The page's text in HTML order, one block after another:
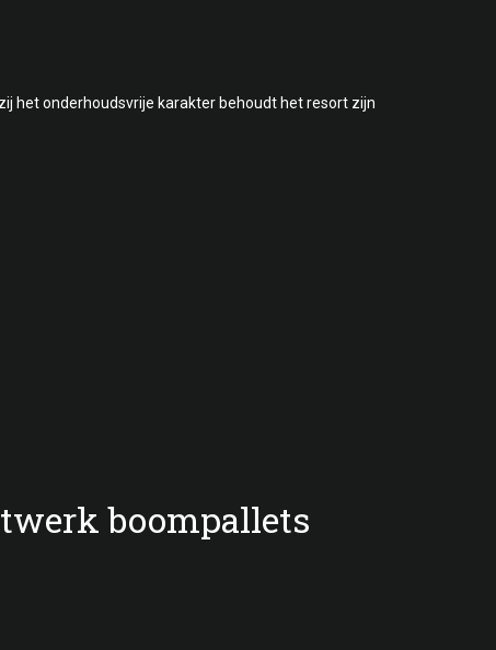
het onderhoudsvrije karakter behoudt het resort zijn
boompallets